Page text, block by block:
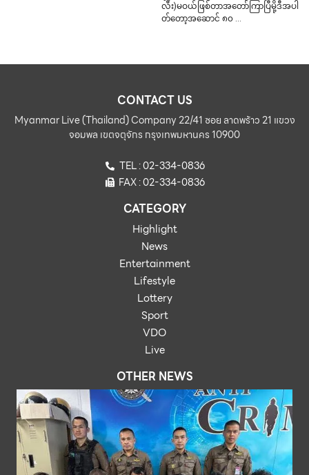
လီး)မဝယ်ဖြစ်တာအတော်ကြာပြီမို့ဒီအပါ
တ်တော့အဆောင် ၈၀ …
CONTACT US
Myanmar Live (Thailand) Company 22/41 ซอย ลาดพร้าว 21 แขวง
จอมพล เขตจตุจักร กรุงเทพมหานคร 10900
TEL : 02-334-0836
FAX : 02-334-0836
CATEGORY
Highlight
News
Entertainment
Lifestyle
Lottery
Sport
VDO
Live
OTHER NEWS